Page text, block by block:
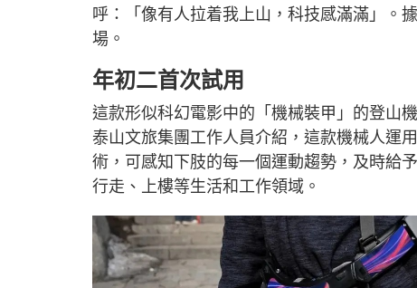
呼：「像有人拉着我上山，科技感滿滿」。
場。
年初二首次試用
這款形似科幻電影中的「機械裝甲」的登山
泰山文旅集團工作人員介紹，這款機械人運
術，可感知下肢的每一個運動趨勢，及時給
行走、上樓等生活和工作領域。